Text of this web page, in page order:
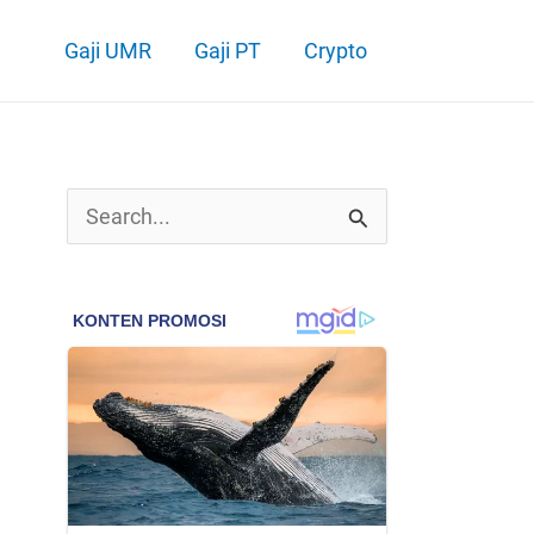
Gaji UMR Gaji PT Crypto
a
u
n
t
u